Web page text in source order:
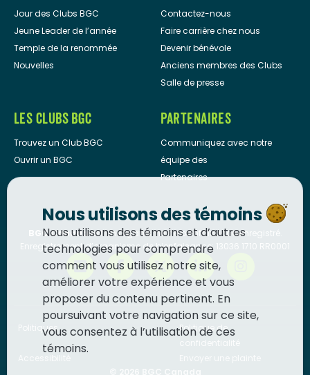
Jour des Clubs BGC
Jeune Leader de l’année
Temple de la renommée
Nouvelles
Contactez-nous
Faire carrière chez nous
Devenir bénévole
Anciens membres des Clubs
Salle de presse
LES CLUBS BGC
Trouvez un Club BGC
Ouvrir un BGC
PARTENAIRES
Communiquez avec notre
équipe des
Partenaires
BGC Canadaest un organisme de bienfaisance enregistré.
Enregistrement d’organisme de bienfaisance: 13036 1710 RR0001
Politiques
Politique de
Nous utilisons des témoins
Nous utilisons des témoins et d’autres
technologies pour comprendre
comment vous utilisez notre site,
améliorer votre expérience et vous
proposer du contenu pertinent. En
poursuivant votre navigation sur ce site,
vous consentez à l’utilisation de ces
témoins.